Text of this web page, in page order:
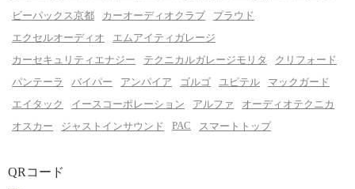
ビーパックス京都
カーオーディオクラブ
プラウド
エクセルオーディオ
エムアイティガレージ
カーセキュリティエナジー
テクニカルガレージモリタ
クリフォード
パンテーラ
バイパー アンパイア ゴルゴ ユピテル
マックガード
エイタック
イースコーポレーション アルファ
オーディオテクニカ
オスカー
ジャストインサウンド PAC スマートトップ
QRコード